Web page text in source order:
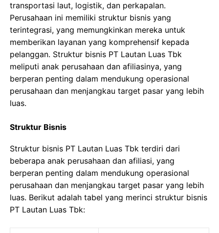
transportasi laut, logistik, dan perkapalan.
Perusahaan ini memiliki struktur bisnis yang
terintegrasi, yang memungkinkan mereka untuk
memberikan layanan yang komprehensif kepada
pelanggan. Struktur bisnis PT Lautan Luas Tbk
meliputi anak perusahaan dan afiliasinya, yang
berperan penting dalam mendukung operasional
perusahaan dan menjangkau target pasar yang lebih
luas.
Struktur Bisnis
Struktur bisnis PT Lautan Luas Tbk terdiri dari
beberapa anak perusahaan dan afiliasi, yang
berperan penting dalam mendukung operasional
perusahaan dan menjangkau target pasar yang lebih
luas. Berikut adalah tabel yang merinci struktur bisnis
PT Lautan Luas Tbk: